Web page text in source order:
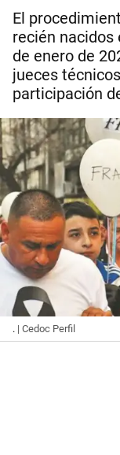
El
recién nacidos
de enero de
jueces
participación
. | Cedoc Perfil